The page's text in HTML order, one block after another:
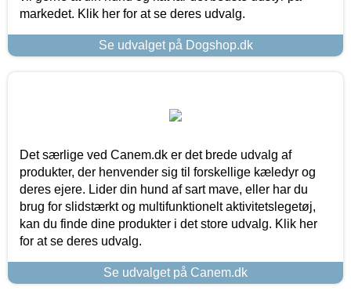
markedet. Klik her for at se deres udvalg.
Se udvalget på Dogshop.dk
Det særlige ved Canem.dk er det brede udvalg af
produkter, der henvender sig til forskellige kæledyr og
deres ejere. Lider din hund af sart mave, eller har du
brug for slidstærkt og multifunktionelt aktivitetslegetøj,
kan du finde dine produkter i det store udvalg. Klik her
for at se deres udvalg.
Se udvalget på Canem.dk